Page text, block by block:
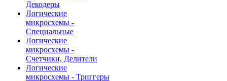
Декодеры
Логические
микросхемы -
Специальные
Логические
микросхемы -
Счетчики, Делители
Логические
микросхемы - Триггеры